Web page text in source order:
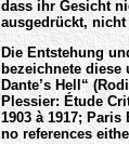
dass ihr Gesicht
ausgedrückt,
Die Entstehung
bezeichnete diese
Dante’s Hell“
Plessier: Étude
1903 à 1917;
no references